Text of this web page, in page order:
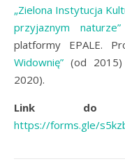
„Zielona Instytucja
przyjaznym naturze”
platformy EPALE.
Widownię” (od
2020).
Link do
https://forms.gle/